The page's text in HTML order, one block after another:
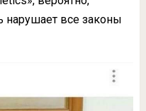
нарушает все законы